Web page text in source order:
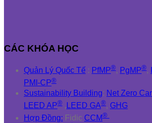
CÁC KHÓA HỌC
Quản Lý Quốc Tế : PfMP®, PgMP®,
PMI-CP®
Sustainability Building: Net Zero
LEED AP® , LEED GA®, GHG
Hợp Đồng: Fidic CCM®